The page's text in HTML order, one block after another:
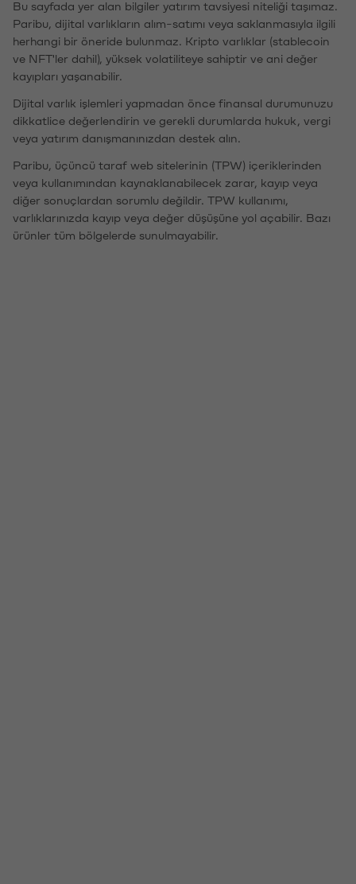
Bu sayfada yer alan bilgiler yatırım tavsiyesi niteliği taşımaz.
Paribu, dijital varlıkların alım-satımı veya saklanmasıyla ilgili
herhangi bir öneride bulunmaz. Kripto varlıklar (stablecoin
ve NFT'ler dahil), yüksek volatiliteye sahiptir ve ani değer
kayıpları yaşanabilir.
Dijital varlık işlemleri yapmadan önce finansal durumunuzu
dikkatlice değerlendirin ve gerekli durumlarda hukuk, vergi
veya yatırım danışmanınızdan destek alın.
Paribu, üçüncü taraf web sitelerinin (TPW) içeriklerinden
veya kullanımından kaynaklanabilecek zarar, kayıp veya
diğer sonuçlardan sorumlu değildir. TPW kullanımı,
varlıklarınızda kayıp veya değer düşüşüne yol açabilir. Bazı
ürünler tüm bölgelerde sunulmayabilir.